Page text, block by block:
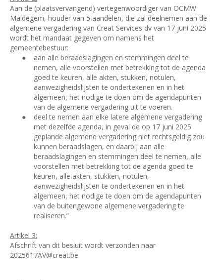
Aan de (plaatsvervangend) vertegenwoordiger van OCMW
Maldegem, houder van 5 aandelen, die zal deelnemen aan de
algemene vergadering van Creat Services dv van 17 juni 2025
wordt het mandaat gegeven om namens het
gemeentebestuur:
●
aan alle beraadslagingen en stemmingen deel te
nemen, alle voorstellen met betrekking tot de agenda
goed te keuren, alle akten, stukken, notulen,
aanwezigheidslijsten te ondertekenen en in het
algemeen, het nodige te doen om de agendapunten
van de algemene vergadering uit te voeren.
●
deel te nemen aan elke latere algemene vergadering
met dezelfde agenda, in geval de op 17 juni 2025
geplande algemene vergadering niet rechtsgeldig zou
kunnen beraadslagen, en daarbij aan alle
beraadslagingen en stemmingen deel te nemen, alle
voorstellen met betrekking tot de agenda goed te
keuren, alle akten, stukken, notulen,
aanwezigheidslijsten te ondertekenen en in het
algemeen, het nodige te doen om de agendapunten
van de buitengewone algemene vergadering te
realiseren.”
Artikel 3:
Afschrift van dit besluit wordt verzonden naar
2025617AV@creat.be.